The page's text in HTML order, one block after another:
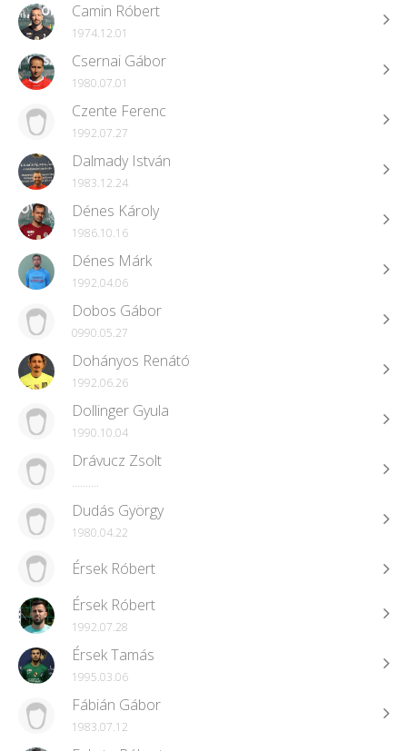
Camin Róbert
1974.12.01
Csernai Gábor
1980.07.01
Czente Ferenc
1992.07.27
Dalmady István
1983.12.24
Dénes Károly
1986.10.16
Dénes Márk
1992.04.06
Dobos Gábor
0990.05.27
Dohányos Renátó
1992.06.26
Dollinger Gyula
1990.10.04
Drávucz Zsolt
..........
Dudás György
1980.04.22
Érsek Róbert
Érsek Róbert
1992.07.28
Érsek Tamás
1995.03.06
Fábián Gábor
1983.07.12